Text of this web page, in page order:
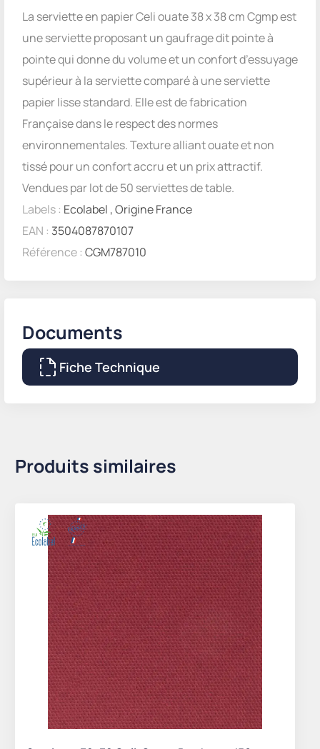
La serviette en papier Celi ouate 38 x 38 cm Cgmp est
une serviette proposant un gaufrage dit pointe à
pointe qui donne du volume et un confort d’essuyage
supérieur à la serviette comparé à une serviette
papier lisse standard. Elle est de fabrication
Française dans le respect des normes
environnementales. Texture alliant ouate et non
tissé pour un confort accru et un prix attractif.
Vendues par lot de 50 serviettes de table.
Labels : Ecolabel ,Origine France
EAN : 3504087870107
Référence : CGM787010
Documents
Fiche Technique
Produits similaires